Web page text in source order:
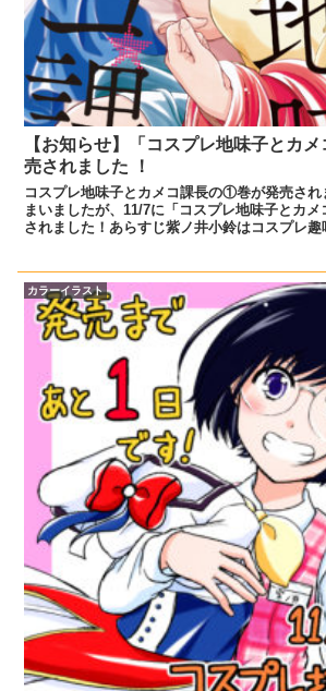
【お知らせ】「コスプレ地味子とカ
売されました ！
コスプレ地味子とカメコ課長の①巻が発売され
まいましたが、11/7に「コスプレ地味子とカ
されました！あらすじ紫ノ井小鈴はコスプレ
カラーイラスト